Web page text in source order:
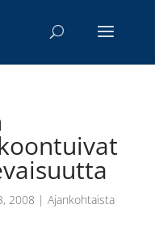
2008 | Ajankohtaista